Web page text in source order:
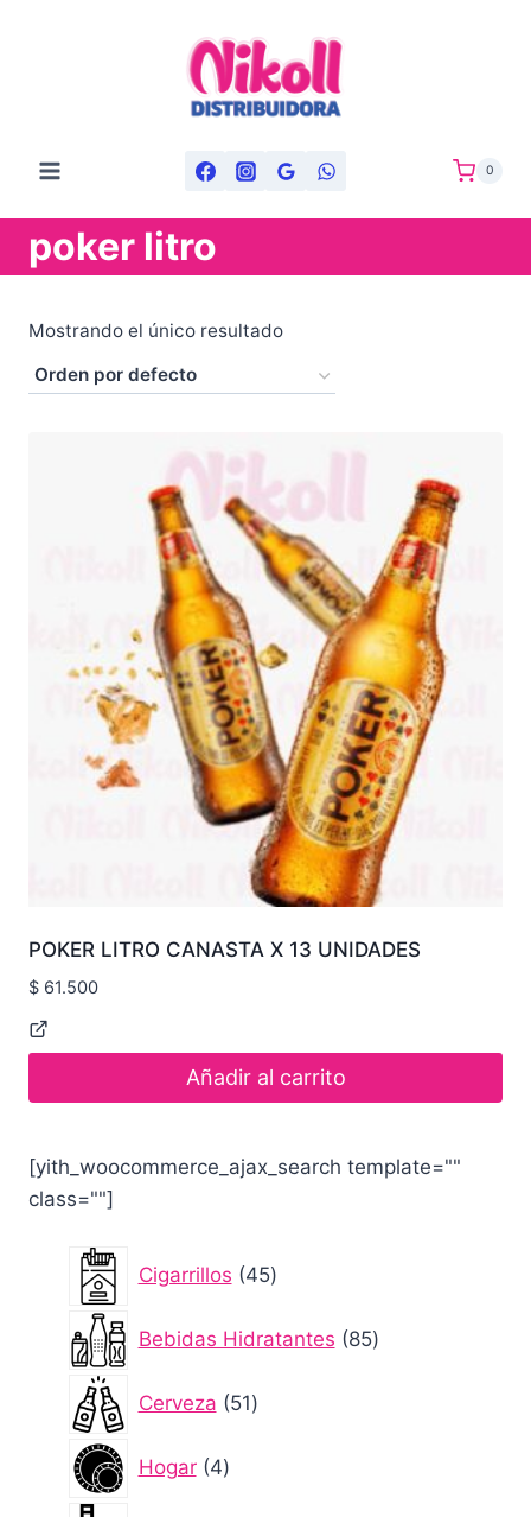
0
poker litro
Mostrando el único resultado
POKER LITRO CANASTA X 13 UNIDADES
$ 61.500
Añadir al carrito
[yith_woocommerce_ajax_search template=""
class=""]
Cigarrillos 45
productos
Bebidas Hidratantes 85
productos
Cerveza 51
productos
Hogar 4
productos